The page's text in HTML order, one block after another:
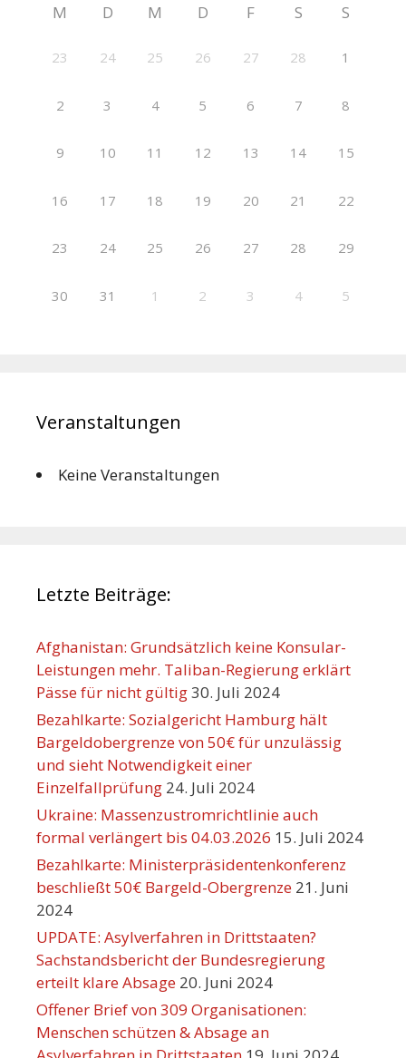
M D M D F S S
23 24 25 26 27 28 1
2 3 4 5 6 7 8
9 10 11 12 13 14 15
16 17 18 19 20 21 22
23 24 25 26 27 28 29
30 31 1 2 3 4 5
Veranstaltungen
Keine Veranstaltungen
Letzte Beiträge:
Afghanistan: Grundsätzlich keine Konsular-
Leistungen mehr. Taliban-Regierung erklärt
Pässe für nicht gültig30. Juli 2024
Bezahlkarte: Sozialgericht Hamburg hält
Bargeldobergrenze von 50€ für unzulässig
und sieht Notwendigkeit einer
Einzelfallprüfung 24. Juli 2024
Ukraine: Massenzustromrichtlinie auch
formal verlängert bis 04.03.2026 15. Juli 2024
Bezahlkarte: Ministerpräsidentenkonferenz
beschließt 50€ Bargeld-Obergrenze 21. Juni
2024
UPDATE: Asylverfahren in Drittstaaten?
Sachstandsbericht der Bundesregierung
erteilt klare Absage 20. Juni 2024
Offener Brief von 309 Organisationen:
Menschen schützen & Absage an